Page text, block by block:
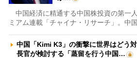
中国経済に精通する中国株投資の第一
ミアム連載「チャイナ・リサーチ」。中
中国「Kimi K3」の衝撃に世界はどう
長官が検討する「蒸留を行う中国…